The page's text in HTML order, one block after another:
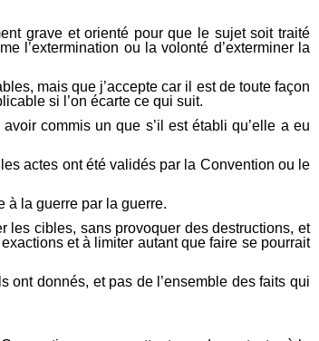
grave et orienté pour que le sujet soit traité
l’extermination ou la volonté d’exterminer la
mais que j’accepte car il est de toute façon
si l’on écarte ce qui suit.
commis un que s’il est établi qu’elle a eu
actes ont été validés par la Convention ou le
à la guerre par la guerre.
les cibles, sans provoquer des destructions, et
et à limiter autant que faire se pourrait
donnés, et pas de l’ensemble des faits qui